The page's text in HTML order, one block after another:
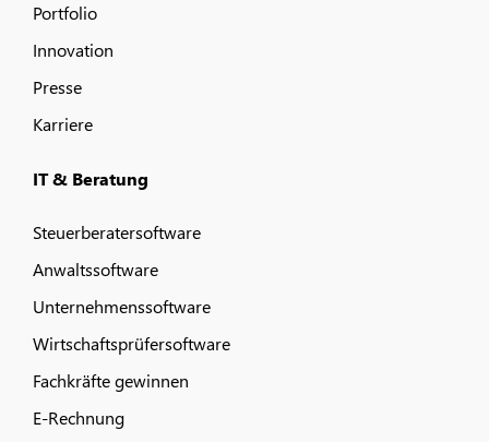
Portfolio
Innovation
Presse
Karriere
IT & Beratung
Steuerberatersoftware
Anwaltssoftware
Unternehmenssoftware
Wirtschaftsprüfersoftware
Fachkräfte gewinnen
E-Rechnung